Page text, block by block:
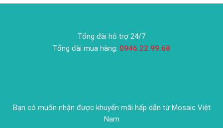
Tổng đài hỗ trợ 24/7
Tổng đài mua hàng: 0946.22.99.68
Bạn có muốn nhận được khuyến mãi hấp dẫn từ Mosaic Việt
Nam